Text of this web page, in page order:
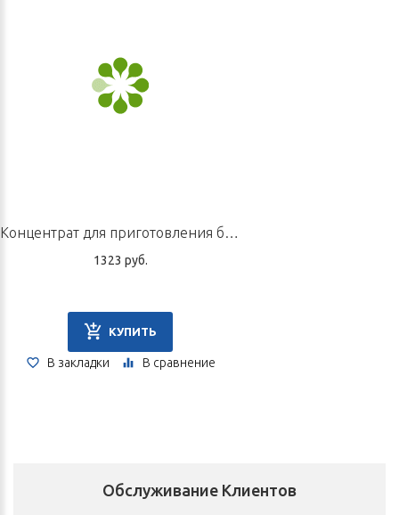
Концентрат для приготовления безалкогольного напитка «Анпазит», 10 пак. по 5 г
1323 руб.
КУПИТЬ
В закладки В сравнение
Обслуживание Клиентов